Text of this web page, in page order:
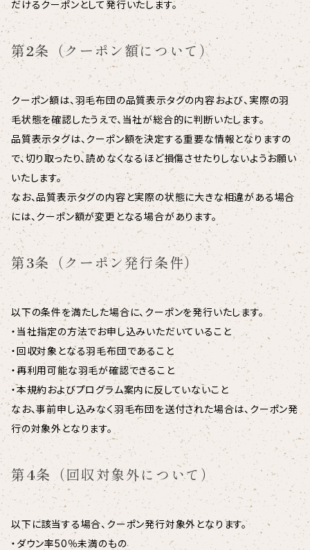
だけるクーポンとして発行いたします。
第2条（クーポン額について）
クーポン額は、羽毛布団の品質表示タグの内容および、実際の羽
毛状態を確認したうえで、当社が総合的に判断いたします。
品質表示タグは、クーポン額を決定する重要な情報となりますの
で、切り取ったり、読めなくなるほど損傷させたりしないようお願い
いたします。
なお、品質表示タグの内容と実際の状態に大きな相違がある場合
には、クーポン額が変更となる場合があります。
第3条（クーポン発行条件）
以下の条件を満たした場合に、クーポンを発行いたします。
・当社指定の方法でお申し込みいただいていること
・回収対象となる羽毛布団であること
・再利用可能な羽毛が確認できること
・本規約およびプログラム案内に反していないこと
なお、事前申し込みなく羽毛布団を送付された場合は、クーポン発
行の対象外となります。
第4条（回収対象外について）
以下に該当する場合、クーポン発行対象外となります。
・ダウン率50％未満のもの